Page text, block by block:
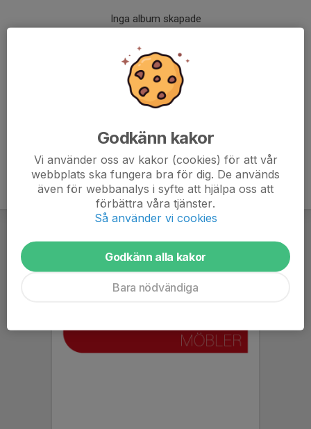
Inga album skapade
Godkänn kakor
Vi använder oss av kakor (cookies) för att vår
webbplats ska fungera bra för dig. De används
även för webbanalys i syfte att hjälpa oss att
förbättra våra tjänster.
Så använder vi cookies
Godkänn alla kakor
Bara nödvändiga